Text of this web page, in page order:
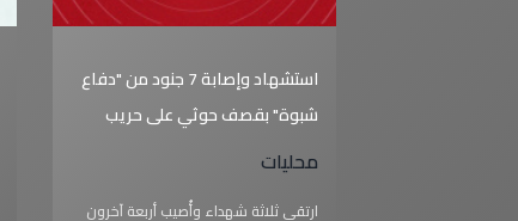
استشهاد وإصابة 7 جنود من "دفاع
شبوة" بقصف حوثي على حريب
محليات
ارتقى ثلاثة شهداء وأُصيب أربعة آخرون